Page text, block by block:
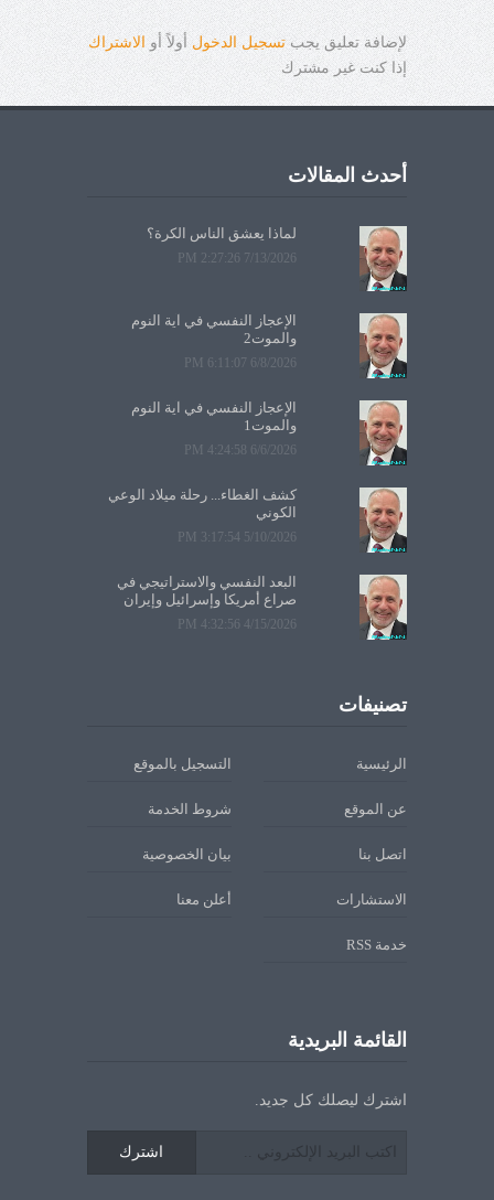
لإضافة تعليق يجب تسجيل الدخول أولاً أو
الاشتراك
إذا كنت غير مشترك
أحدث المقالات
لماذا يعشق الناس الكرة؟
7/13/2026 2:27:26 PM
الإعجاز النفسي في آية النوم
والموت2
6/8/2026 6:11:07 PM
الإعجاز النفسي في آية النوم
والموت1
6/6/2026 4:24:58 PM
كشف الغطاء... رحلة ميلاد الوعي
الكوني
5/10/2026 3:17:54 PM
البعد النفسي والاستراتيجي في
صراع أمريكا وإسرائيل وإيران
4/15/2026 4:32:56 PM
تصنيفات
الرئيسية التسجيل بالموقع
عن الموقع شروط الخدمة
اتصل بنا بيان الخصوصية
الاستشارات أعلن معنا
خدمة RSS
القائمة البريدية
اشترك ليصلك كل جديد.
اشترك